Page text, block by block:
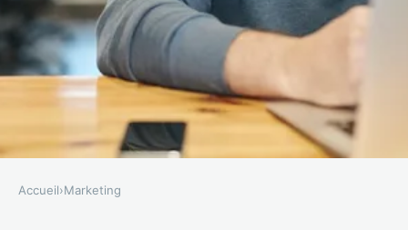
Accueil›Marketing